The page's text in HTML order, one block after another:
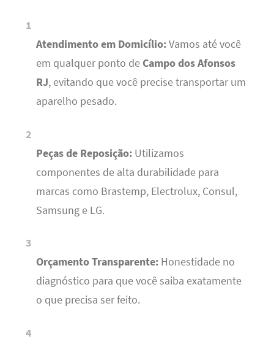
Atendimento em Domicílio:Vamos até você
em qualquer ponto de Campo dos Afonsos
RJ, evitando que você precise transportar um
aparelho pesado.
Peças de Reposição:Utilizamos
componentes de alta durabilidade para
marcas como Brastemp, Electrolux, Consul,
Samsung e LG.
Orçamento Transparente:Honestidade no
diagnóstico para que você saiba exatamente
o que precisa ser feito.